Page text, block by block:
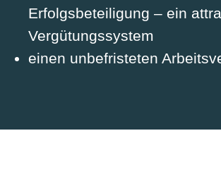
Erfolgsbeteiligung – ein
Vergütungssystem
einen unbefristeten